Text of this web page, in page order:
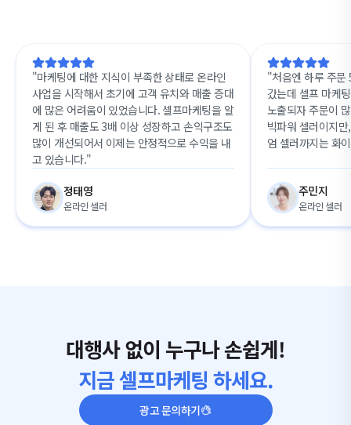
"마케팅에 대한 지식이 부족한 상태로 온라인
사업을 시작해서 초기에 고객 유치와 매출 증대
에 많은 어려움이 있었습니다. 셀프마케팅을 알
게 된 후 매출도 3배 이상 성장하고 손익구조도
많이 개선되어서 이제는 안정적으로 수익을 내
고 있습니다."
정태영
온라인 셀러
"처음엔 하루 주문
갔는데 셀프 마케
노출되자 주문이
빅파워 셀러이지
엄 셀러까지는 화
주민지
온라인 셀러
대행사 없이 누구나 손쉽게!
지금 셀프마케팅 하세요.
광고 문의하기